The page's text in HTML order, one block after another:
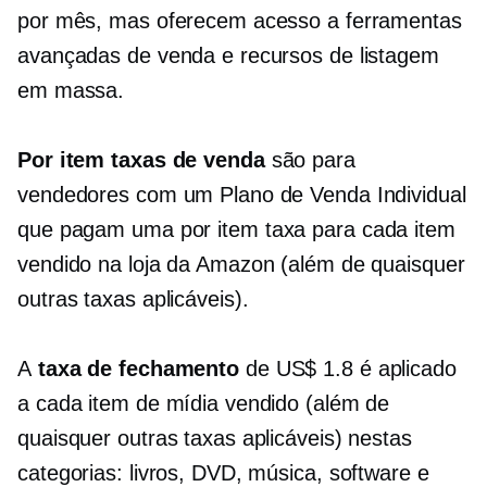
por mês, mas oferecem acesso a ferramentas
avançadas de venda e recursos de listagem
em massa.
Por item taxas de vendasão para
vendedores com um Plano de Venda Individual
que pagam uma por item taxa para cada item
vendido na loja da Amazon (além de quaisquer
outras taxas aplicáveis).
A taxa de fechamento de US$ 1.8 é aplicado
a cada item de mídia vendido (além de
quaisquer outras taxas aplicáveis) nestas
categorias: livros, DVD, música, software e